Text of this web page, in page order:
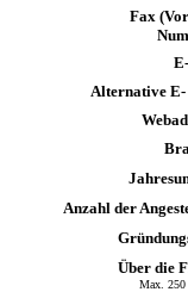
Fax
Alternative
Anzahl der
Über die
Max. 250